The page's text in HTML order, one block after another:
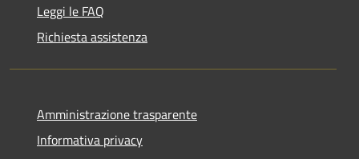
Leggi le FAQ
Richiesta assistenza
Amministrazione trasparente
Informativa privacy